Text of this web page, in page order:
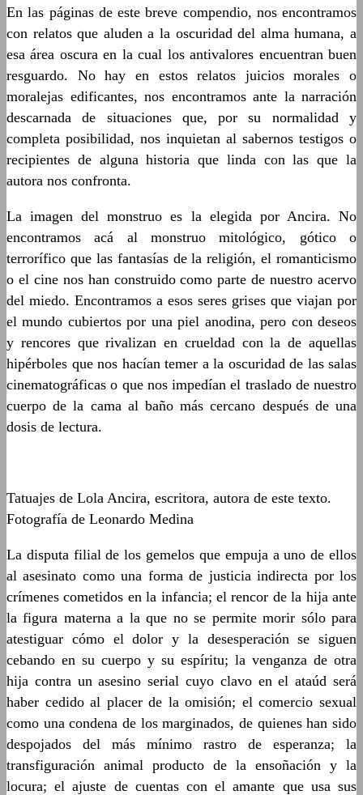
En las páginas de este breve compendio, nos encontramos
con relatos que aluden a la oscuridad del alma humana, a
esa área oscura en la cual los antivalores encuentran buen
resguardo. No hay en estos relatos juicios morales o
moralejas edificantes, nos encontramos ante la narración
descarnada de situaciones que, por su normalidad y
completa posibilidad, nos inquietan al sabernos testigos o
recipientes de alguna historia que linda con las que la
autora nos confronta.
La imagen del monstruo es la elegida por Ancira. No
encontramos acá al monstruo mitológico, gótico o
terrorífico que las fantasías de la religión, el romanticismo
o el cine nos han construido como parte de nuestro acervo
del miedo. Encontramos a esos seres grises que viajan por
el mundo cubiertos por una piel anodina, pero con deseos
y rencores que rivalizan en crueldad con la de aquellas
hipérboles que nos hacían temer a la oscuridad de las salas
cinematográficas o que nos impedían el traslado de nuestro
cuerpo de la cama al baño más cercano después de una
dosis de lectura.
Tatuajes de Lola Ancira, escritora, autora de este texto.
Fotografía de Leonardo Medina
La disputa filial de los gemelos que empuja a uno de ellos
al asesinato como una forma de justicia indirecta por los
crímenes cometidos en la infancia; el rencor de la hija ante
la figura materna a la que no se permite morir sólo para
atestiguar cómo el dolor y la desesperación se siguen
cebando en su cuerpo y su espíritu; la venganza de otra
hija contra un asesino serial cuyo clavo en el ataúd será
haber cedido al placer de la omisión; el comercio sexual
como una condena de los marginados, de quienes han sido
despojados del más mínimo rastro de esperanza; la
transfiguración animal producto de la ensoñación y la
locura; el ajuste de cuentas con el amante que usa sus